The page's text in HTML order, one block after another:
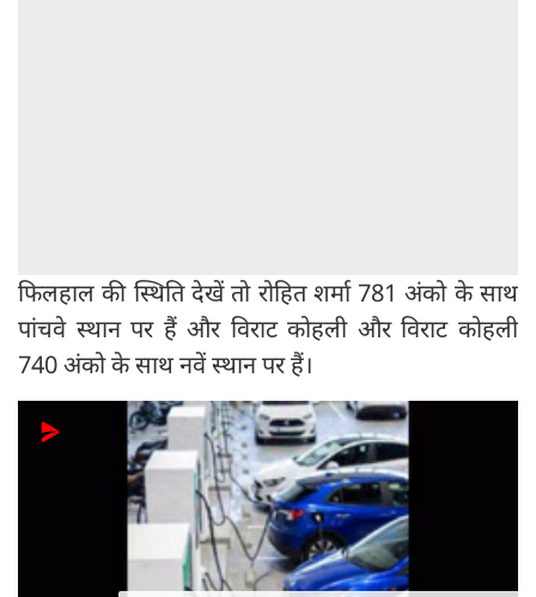
फिलहाल की स्थिति देखें तो रोहित शर्मा 781 अंको के साथ
पांचवे स्थान पर हैं और विराट कोहली और विराट कोहली
740 अंको के साथ नवें स्थान पर हैं।